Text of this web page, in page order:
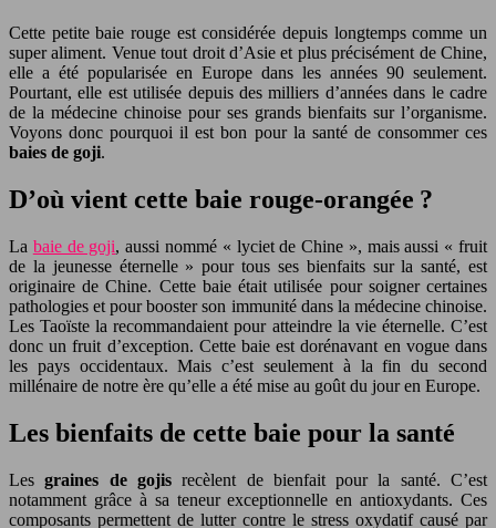
Cette petite baie rouge est considérée depuis longtemps comme un
super aliment. Venue tout droit d’Asie et plus précisément de Chine,
elle a été popularisée en Europe dans les années 90 seulement.
Pourtant, elle est utilisée depuis des milliers d’années dans le cadre
de la médecine chinoise pour ses grands bienfaits sur l’organisme.
Voyons donc pourquoi il est bon pour la santé de consommer ces
baies de goji.
D’où vient cette baie rouge-orangée ?
La baie de goji, aussi nommé « lyciet de Chine », mais aussi « fruit
de la jeunesse éternelle » pour tous ses bienfaits sur la santé, est
originaire de Chine. Cette baie était utilisée pour soigner certaines
pathologies et pour booster son immunité dans la médecine chinoise.
Les Taoïste la recommandaient pour atteindre la vie éternelle. C’est
donc un fruit d’exception. Cette baie est dorénavant en vogue dans
les pays occidentaux. Mais c’est seulement à la fin du second
millénaire de notre ère qu’elle a été mise au goût du jour en Europe.
Les bienfaits de cette baie pour la santé
Lesgraines de gojisrecèlent de bienfait pour la santé. C’est
notamment grâce à sa teneur exceptionnelle en antioxydants. Ces
composants permettent de lutter contre le stress oxydatif causé par